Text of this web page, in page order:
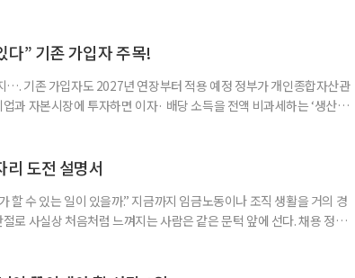
가 두 채를 가진 것으로 보지만, 실제 이혼해 주거와 생계를 분
다” 기존 가입자 주목!
…. 기존 가입자도 2027년 연장부터 적용 예정 정부가 개인종합자산관
과 자본시장에 투자하면 이자· 배당 소득을 전액 비과세하는 ‘생산적
이 국회 통과 후 그대로 시행된다면 법 시행 전 본
리 도전 설명서
할 수 있는 일이 있을까.” 지금까지 임금노동이나 조직 생활을 거의 경
로 사실상 처음처럼 느껴지는 사람은 같은 문턱 앞에 선다. 채용 정보를